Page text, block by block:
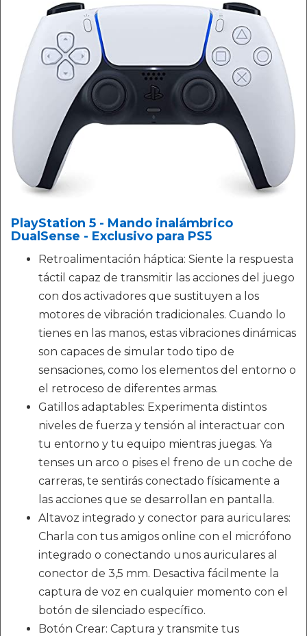
PlayStation 5 - Mando inalámbrico
DualSense - Exclusivo para PS5
Retroalimentación háptica: Siente la respuesta
táctil capaz de transmitir las acciones del juego
con dos activadores que sustituyen a los
motores de vibración tradicionales. Cuando lo
tienes en las manos, estas vibraciones dinámicas
son capaces de simular todo tipo de
sensaciones, como los elementos del entorno o
el retroceso de diferentes armas.
Gatillos adaptables: Experimenta distintos
niveles de fuerza y tensión al interactuar con
tu entorno y tu equipo mientras juegas. Ya
tenses un arco o pises el freno de un coche de
carreras, te sentirás conectado físicamente a
las acciones que se desarrollan en pantalla.
Altavoz integrado y conector para auriculares:
Charla con tus amigos online con el micrófono
integrado o conectando unos auriculares al
conector de 3,5 mm. Desactiva fácilmente la
captura de voz en cualquier momento con el
botón de silenciado específico.
Botón Crear: Captura y transmite tus